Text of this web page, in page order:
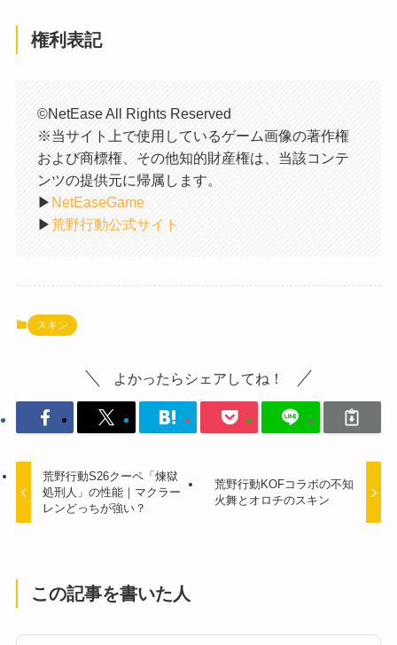
権利表記
©NetEase All Rights Reserved
※当サイト上で使用しているゲーム画像の著作権
および商標権、その他知的財産権は、当該コンテ
ンツの提供元に帰属します。
▶︎ NetEaseGame
▶︎荒野行動公式サイト
スキン
よかったらシェアしてね！
荒野行動S26クーペ「煉獄
処刑人」の性能｜マクラー
レンどっちが強い？
荒野行動KOFコラボの不知
火舞とオロチのスキン
この記事を書いた人